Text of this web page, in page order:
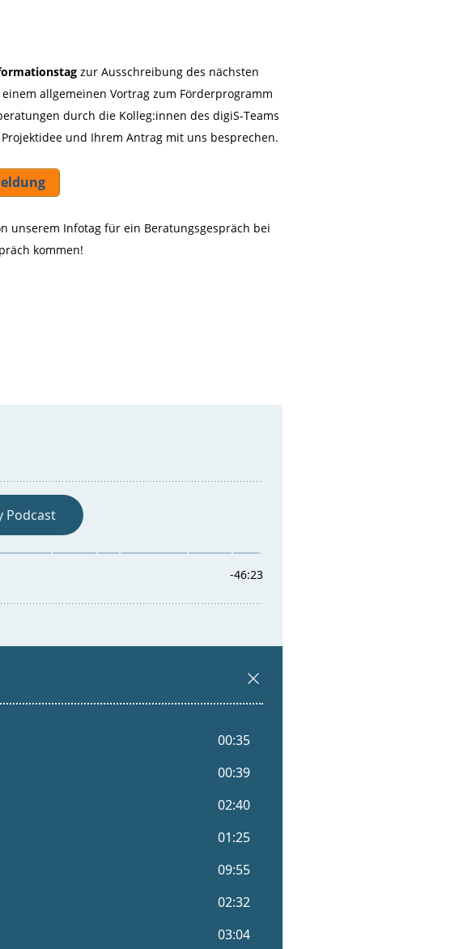
zur Ausschreibung des nächsten
allgemeinen Vortrag zum Förderprogramm
durch die Kolleg:innen des digiS-Teams
und Ihrem Antrag mit uns besprechen.
unserem Infotag für ein Beratungsgespräch bei
kommen!